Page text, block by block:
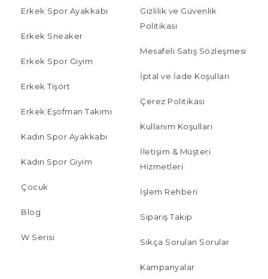
Erkek Spor Ayakkabı
Erkek Sneaker
Erkek Spor Giyim
Erkek Tişört
Erkek Eşofman Takımı
Kadın Spor Ayakkabı
Kadın Spor Giyim
Çocuk
Blog
W Serisi
Gizlilik ve Güvenlik
Politikası
Mesafeli Satış Sözleşmesi
İptal ve İade Koşulları
Çerez Politikası
Kullanım Koşulları
İletişim & Müşteri
Hizmetleri
İşlem Rehberi
Sipariş Takip
Sıkça Sorulan Sorular
Kampanyalar